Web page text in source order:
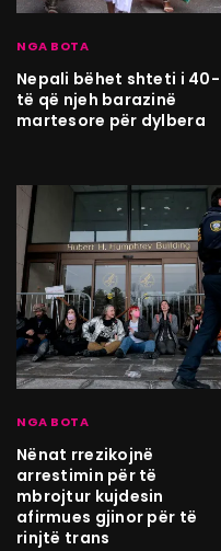
NGA BOTA
Nepali bëhet shteti i 40-
të që njeh barazinë
martesore për dylbera
NGA BOTA
Nënat rrezikojnë
arrestimin për të
mbrojtur kujdesin
afirmues gjinor për të
rinjtë trans